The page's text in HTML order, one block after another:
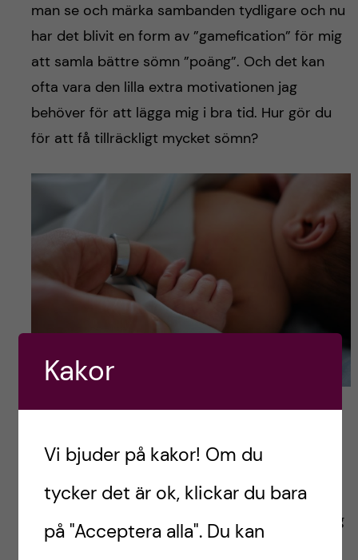
man se och märka sambanden tydligare och nu
har det blivit en form av ”gamefication” för mig
att samla bättre sömn ”poäng”. Och det kan
ofta vara den lilla extra motivationen jag
behöver för att lägga mig i bra tid. Hur gör du
för att få tillräckligt mycket sömn?
Ta vara på tiden
Till sist vill jag bara lyfta att trots att man
studerar och är förälder samtidigt så tycker jag
att det är minst lika viktigt att ta vara på tiden
Kakor
Vi bjuder på kakor! Om du
tycker det är ok, klickar du bara
på "Acceptera alla". Du kan